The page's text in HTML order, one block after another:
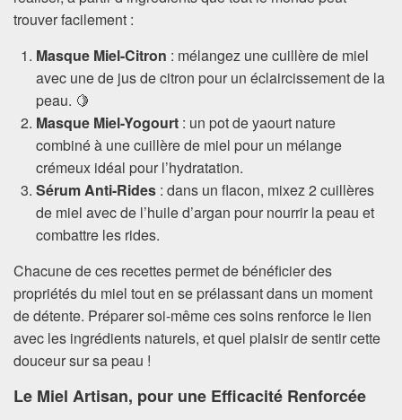
trouver facilement :
Masque Miel-Citron : mélangez une cuillère de miel
avec une de jus de citron pour un éclaircissement de la
peau. 🍋
Masque Miel-Yogourt : un pot de yaourt nature
combiné à une cuillère de miel pour un mélange
crémeux idéal pour l’hydratation.
Sérum Anti-Rides : dans un flacon, mixez 2 cuillères
de miel avec de l’huile d’argan pour nourrir la peau et
combattre les rides.
Chacune de ces recettes permet de bénéficier des
propriétés du miel tout en se prélassant dans un moment
de détente. Préparer soi-même ces soins renforce le lien
avec les ingrédients naturels, et quel plaisir de sentir cette
douceur sur sa peau !
Le Miel Artisan, pour une Efficacité Renforcée